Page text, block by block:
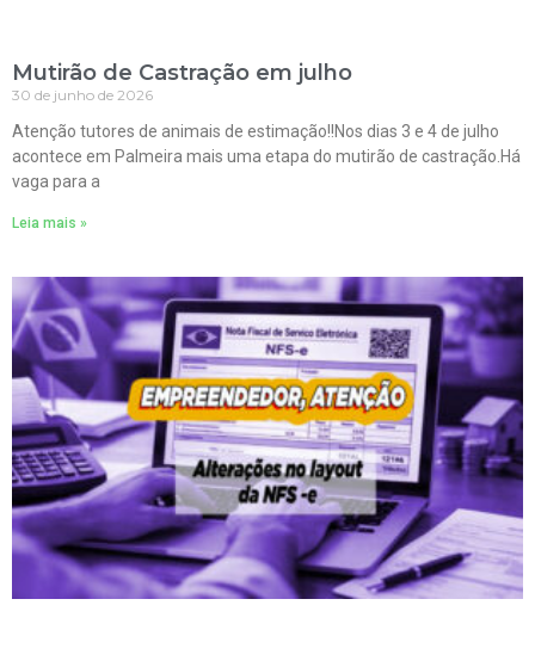
Mutirão de Castração em julho
30 de junho de 2026
Atenção tutores de animais de estimação!!Nos dias 3 e 4 de julho
acontece em Palmeira mais uma etapa do mutirão de castração.Há
vaga para a
Leia mais »